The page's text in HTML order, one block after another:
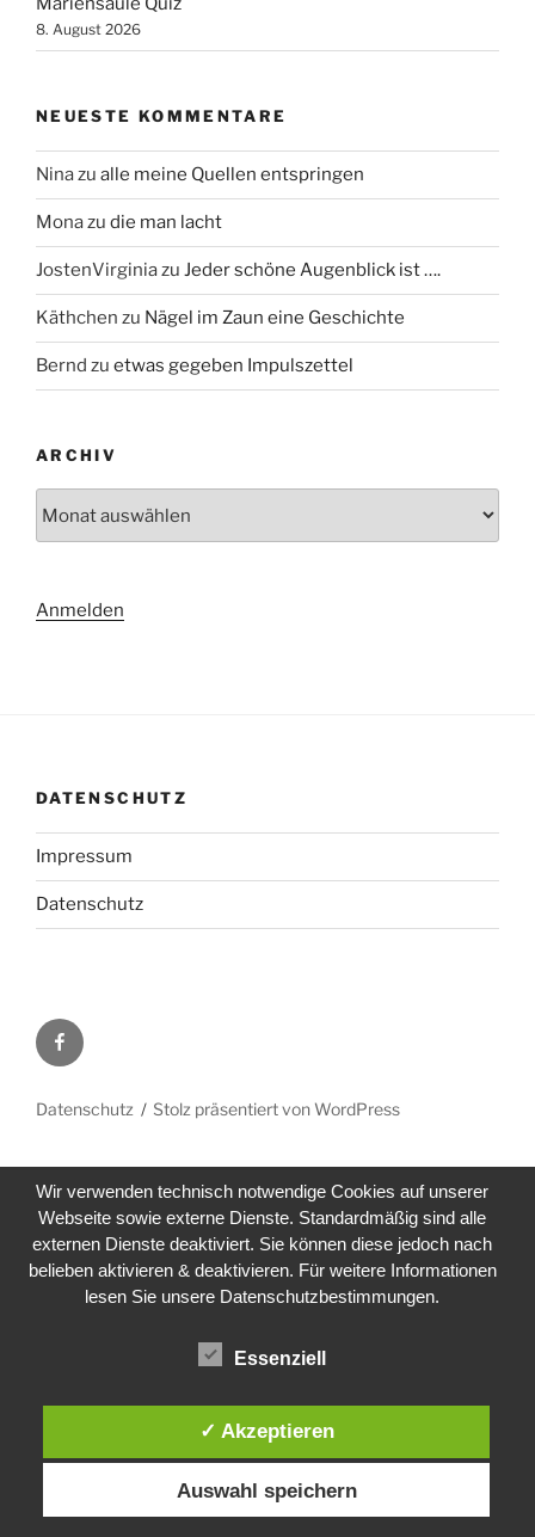
8. August 2026
NEUESTE KOMMENTARE
Ninazu alle meine Quellen entspringen
Monazu die man lacht
JostenVirginiazu Jeder schöne Augenblick ist ….
Käthchen zu Nägel im Zaun eine Geschichte
Bernd zu etwas gegeben Impulszettel
ARCHIV
Anmelden
DATENSCHUTZ
Impressum
Datenschutz
Facebook
Datenschutz Stolz präsentiert von WordPress
Wir verwenden technisch notwendige Cookies auf unserer
Webseite sowie externe Dienste. Standardmäßig sind alle
externen Dienste deaktiviert. Sie können diese jedoch nach
belieben aktivieren & deaktivieren. Für weitere Informationen
lesen Sie unsere Datenschutzbestimmungen.
Essenziell
✓ Akzeptieren
Auswahl speichern